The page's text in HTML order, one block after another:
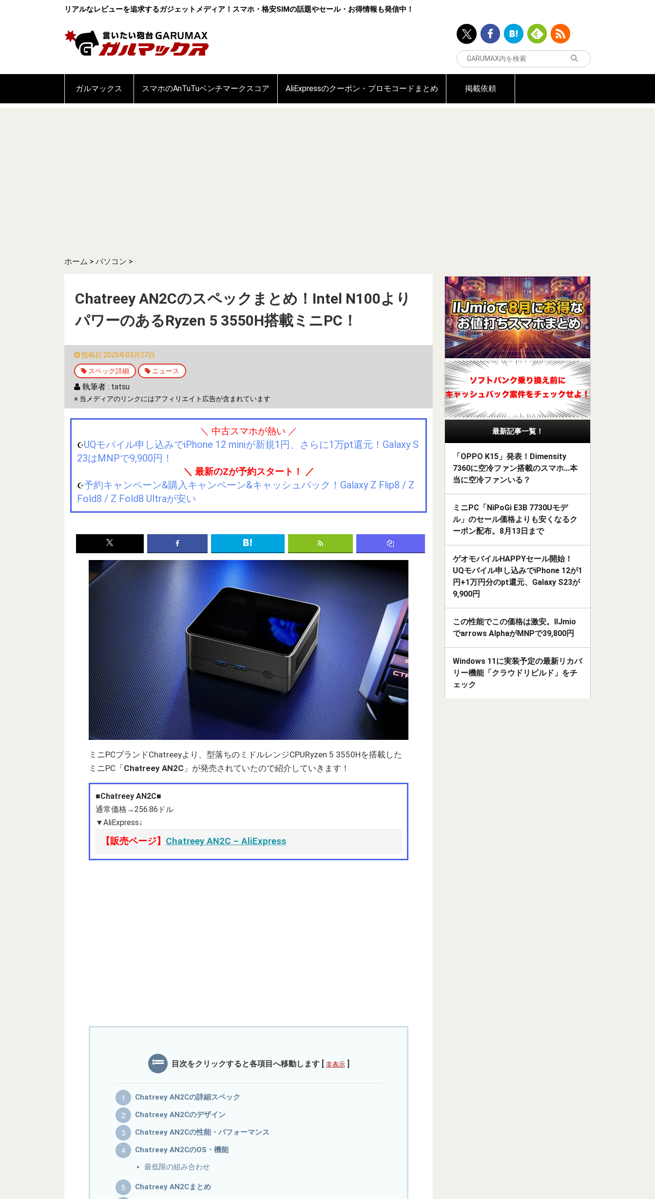
リアルなレビューを追求するガジェットメディア！スマホ・格安SIMの話題やセール・お得情報も発信中！
ガルマックス スマホのAnTuTuベンチマークスコア AliExpressのクーポン・プロモコードまとめ 掲載依頼
ホーム > パソコン >
Chatreey AN2Cのスペックまとめ！Intel N100より
パワーのあるRyzen 5 3550H搭載ミニPC！
投稿日:2025年03月27日
スペック詳細 ニュース
執筆者 : tatsu
※ 当メディアのリンクにはアフィリエイト広告が含まれています
＼ 中古スマホが熱い ／
☪️UQモバイル申し込みでiPhone 12 miniが新規1円、さらに1万pt還元！Galaxy S
23はMNPで9,900円！
＼ 最新のZが予約スタート！ ／
☪️予約キャンペーン&購入キャンペーン&キャッシュバック！Galaxy Z Flip8 / Z
Fold8 / Z Fold8 Ultraが安い
ミニPCブランドChatreeyより、型落ちのミドルレンジCPURyzen 5 3550Hを搭載した
ミニPC「Chatreey AN2C 」が発売されていたので紹介していきます！
■Chatreey AN2C■
通常価格→256.86ドル
▼AliExpress↓
【販売ページ】 Chatreey AN2C – AliExpress
目次をクリックすると各項目へ移動します [ 非表示 ]
Chatreey AN2Cの詳細スペック
Chatreey AN2Cのデザイン
Chatreey AN2Cの性能・パフォーマンス
Chatreey AN2CのOS・機能
最低限の組み合わせ
Chatreey AN2Cまとめ
最新記事一覧！
「OPPO K15」発表！Dimensity
7360に空冷ファン搭載のスマホ…本
当に空冷ファンいる？
ミニPC「NiPoGi E3B 7730Uモデ
ル」のセール価格よりも安くなるク
ーポン配布。8月13日まで
ゲオモバイルHAPPYセール開始！
UQモバイル申し込みでiPhone 12が1
円+1万円分のpt還元、Galaxy S23が
9,900円
この性能でこの価格は激安。IIJmio
でarrows AlphaがMNPで39,800円
Windows 11に実装予定の最新リカバ
リー機能「クラウドリビルド」をチ
ェック